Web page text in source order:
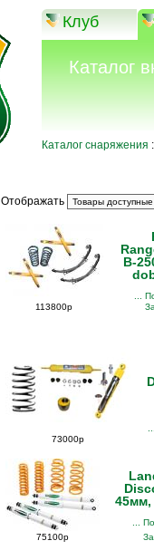
Клуб
Каталог
Каталог снаряжения
Отображать
B-
...
113800р
73000р
45мм,
...
75100р